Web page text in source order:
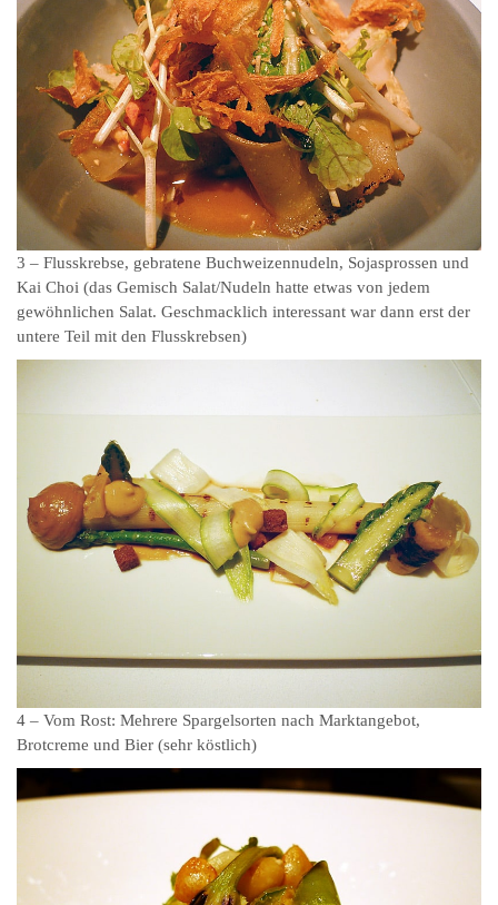
3 – Flusskrebse, gebratene Buchweizennudeln, Sojasprossen und
Kai Choi (das Gemisch Salat/Nudeln hatte etwas von jedem
gewöhnlichen Salat. Geschmacklich interessant war dann erst der
untere Teil mit den Flusskrebsen)
4 – Vom Rost: Mehrere Spargelsorten nach Marktangebot,
Brotcreme und Bier (sehr köstlich)